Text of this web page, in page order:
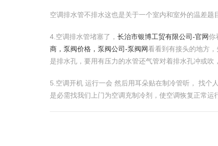
空调排水管不排水这也是关于一个室内和室外的温差题
4.空调排水管堵塞了， 长治市银博工贸有限公司-官网你
商，泵阀价格，泵阀公司-泵阀网看看到有接头的地方，
是排水孔，要用有压力的水管还气管对着排水孔冲或
5.空调开机 运行一会 然后用耳朵贴在制冷管听， 找个
是必需找我们上门为空调充制冷剂，使空调恢复正常运